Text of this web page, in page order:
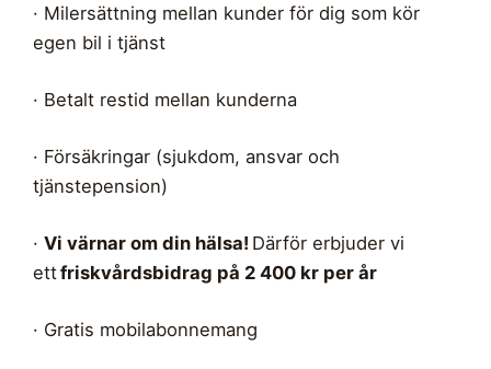
· Milersättning mellan kunder för dig som kör
egen bil i tjänst
· Betalt restid mellan kunderna
· Försäkringar (sjukdom, ansvar och
tjänstepension)
· Vi värnar om din hälsa! Därför erbjuder vi
ettfriskvårdsbidrag på 2 400 kr per år
· Gratis mobilabonnemang